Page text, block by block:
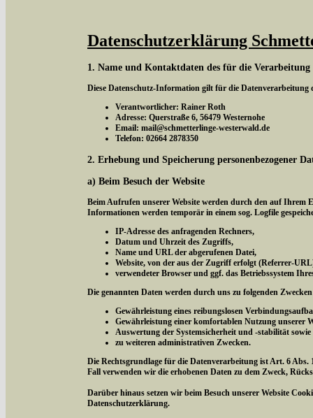
Datenschutzerklärung
1. Name und Kontaktdaten des für die
Diese Datenschutz-Information gilt für die Datenverarbeitung
Verantwortlicher: Rainer Roth
Adresse: Querstraße 6, 56479 Westernohe
Email: mail@schmetterlinge-westerwald.de
Telefon: 02664 2878350
2. Erhebung und Speicherung personenbezogener
a) Beim Besuch der Website
Beim Aufrufen unserer Website werden durch den auf Ihrem
Informationen werden temporär in einem sog. Logfile
IP-Adresse des anfragenden Rechners,
Datum und Uhrzeit des Zugriffs,
Name und URL der abgerufenen Datei,
Website, von der aus der Zugriff erfolgt (Referrer-
verwendeter Browser und ggf. das Betriebssystem
Die genannten Daten werden durch uns zu folgenden
Gewährleistung eines reibungslosen
Gewährleistung einer komfortablen Nutzung unserer
Auswertung der Systemsicherheit und -stabilität sowie
zu weiteren administrativen Zwecken.
Die Rechtsgrundlage für die Datenverarbeitung ist Art. 6 Abs.
Fall verwenden wir die erhobenen Daten zu dem Zweck,
Darüber hinaus setzen wir beim Besuch unserer Website
Datenschutzerklärung.